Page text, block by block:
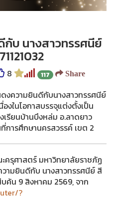
บ นางสาวทรรศนีย์
8 117 Share
งความยินดีกับนางสาวทรรศนีย์
งในโอกาสบรรจุแต่งตั้งเป็น
เรียนบ้านบึงหล่ม อ.ลาดยาว
ารศึกษานครสวรรค์ เขต 2
ครุศาสตร์ มหาวิทยาลัยราชภัฏ
ามยินดีกับ นางสาวทรรศนีย์ สี
ค้น 9 สิงหาคม 2569, จาก
?